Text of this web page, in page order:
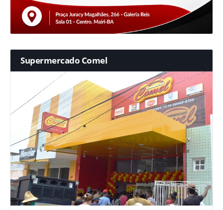
Supermercado Comel